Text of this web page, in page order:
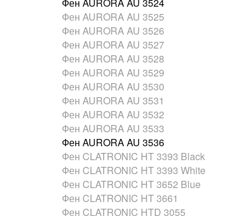
Фен AURORA AU 3525
Фен AURORA AU 3526
Фен AURORA AU 3527
Фен AURORA AU 3528
Фен AURORA AU 3529
Фен AURORA AU 3530
Фен AURORA AU 3531
Фен AURORA AU 3532
Фен AURORA AU 3533
Фен AURORA AU 3536
Фен CLATRONIC HT 3393 Black
Фен CLATRONIC HT 3393 White
Фен CLATRONIC HT 3652 Blue
Фен CLATRONIC HT 3661
Фен CLATRONIC HTD 3055